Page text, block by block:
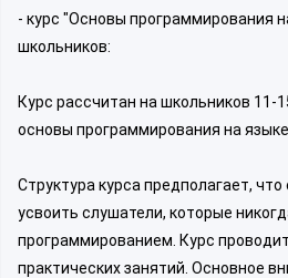
- курс "Основы программирования
школьников:
Курс рассчитан на школьников 11-
основы программирования на языке
Структура курса предполагает,
усвоить слушатели, которые
программированием. Курс
практических занятий. Основное